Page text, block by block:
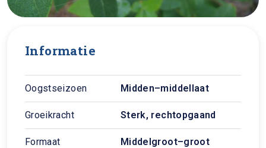
Informatie
Oogstseizoen Midden–middellaat
Groeikracht Sterk, rechtopgaand
Formaat Middelgroot–groot